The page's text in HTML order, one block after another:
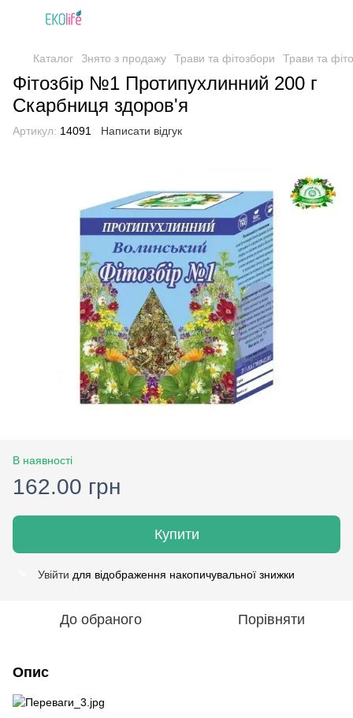
Каталог Знято з продажу Трави та фітозбори Трави та
Фітозбір №1 Протипухлинний 200 г
Скарбниця здоров'я
Артикул: 14091 Написати відгук
В наявності
162.00 грн
Купити
Увійти для відображення накопичувальної знижки
До обраного Порівняти
Опис